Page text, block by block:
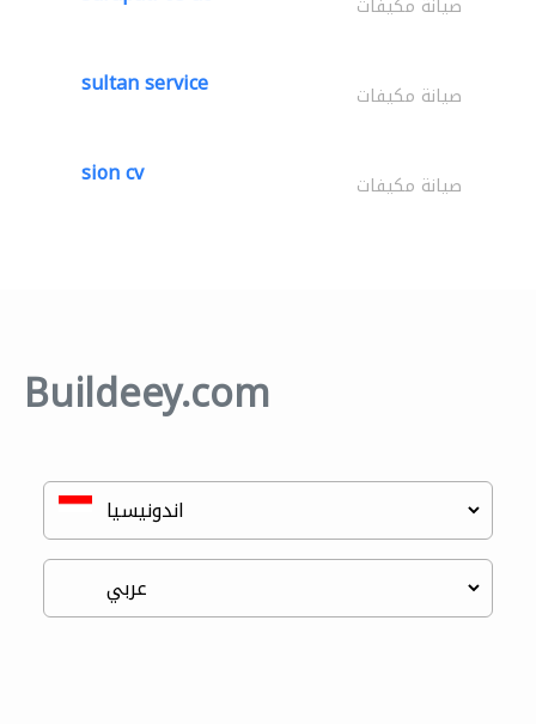
صيانة مكيفات
sultan service صيانة مكيفات
sion cv صيانة مكيفات
Buildeey.com